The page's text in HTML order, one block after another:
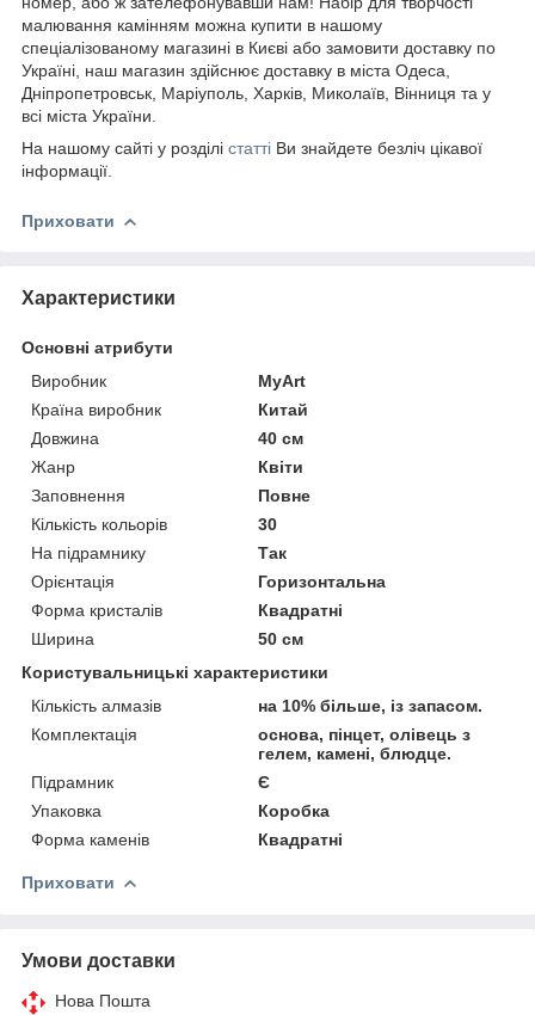
малювання камінням можна купити в нашому
спеціалізованому магазині в Києві або замовити доставку по
Україні, наш магазин здійснює доставку в міста Одеса,
Дніпропетровськ, Маріуполь, Харків, Миколаїв, Вінниця та у
всі міста України.
На нашому сайті у розділі статті Ви знайдете безліч цікавої
інформації.
Приховати
Характеристики
Основні атрибути
Виробник
MyArt
Країна виробник
Китай
Довжина
40 см
Жанр
Квіти
Заповнення
Повне
Кількість кольорів
30
На підрамнику
Так
Орієнтація
Горизонтальна
Форма кристалів
Квадратні
Ширина
50 см
Користувальницькі характеристики
Кількість алмазів
на 10% більше, із запасом.
Комплектація
основа, пінцет, олівець з
гелем, камені, блюдце.
Підрамник
Є
Упаковка
Коробка
Форма каменів
Квадратні
Приховати
Умови доставки
Нова Пошта